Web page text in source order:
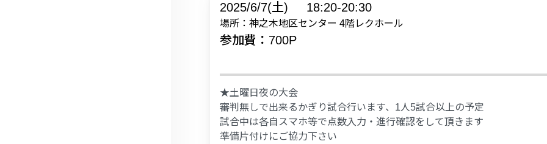
2025/6/7(土) 18:20-20:30
場所：神之木地区センター 4階レクホール
参加費：700P
★土曜日夜の大会
審判無しで出来るかぎり試合行います、1人5試合以上の予定
試合中は各自スマホ等で点数入力・進行確認をして頂きます
準備片付けにご協力下さい